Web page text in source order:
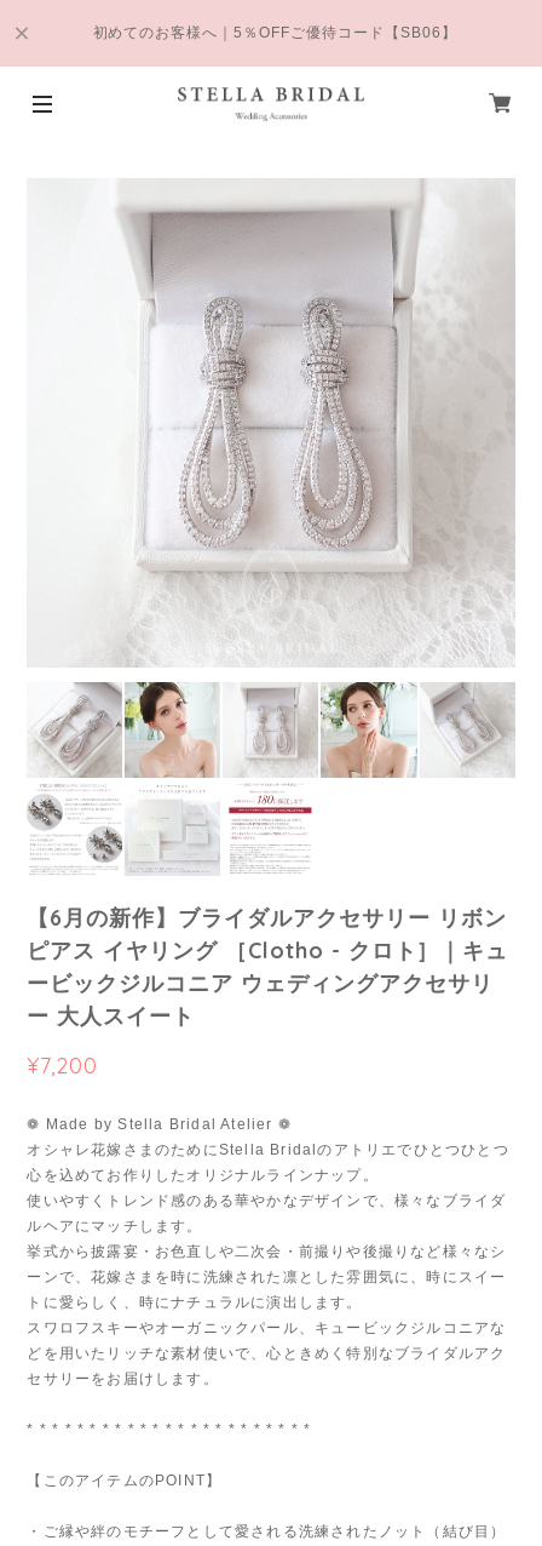
初めてのお客様へ｜5％OFFご優待コード【SB06】
【6月の新作】ブライダルアクセサリー リボン
ピアス イヤリング ［Clotho - クロト］｜キュ
ービックジルコニア ウェディングアクセサリ
ー 大人スイート
¥7,200
❁ Made by Stella Bridal Atelier ❁
オシャレ花嫁さまのためにStella Bridalのアトリエでひとつひとつ
心を込めてお作りしたオリジナルラインナップ。
使いやすくトレンド感のある華やかなデザインで、様々なブライダ
ルヘアにマッチします。
挙式から披露宴・お色直しや二次会・前撮りや後撮りなど様々なシ
ーンで、花嫁さまを時に洗練された凛とした雰囲気に、時にスイー
トに愛らしく、時にナチュラルに演出します。
スワロフスキーやオーガニックパール、キュービックジルコニアな
どを用いたリッチな素材使いで、心ときめく特別なブライダルアク
セサリーをお届けします。
* * * * * * * * * * * * * * * * * * * * * * *
【このアイテムのPOINT】
・ご縁や絆のモチーフとして愛される洗練されたノット（結び目）